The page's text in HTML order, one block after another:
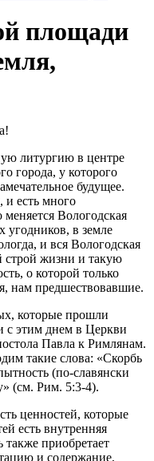
площади
литургию в центре
города, у которого
будущее.
и есть много
меняется Вологодская
угодников, в земле
и вся Вологодская
строй жизни и такую
о которой только
нам предшествовавшие.
которые прошли
с этим днем в Церкви
Павла к Римлянам.
такие слова: «Скорбь
(по-славянски
(см. Рим. 5:3-4).
ценностей, которые
есть внутренняя
также приобретает
и содержание,